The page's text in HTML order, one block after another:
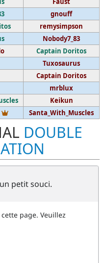
gnouff
remysimpson
Nobody7_83
Captain Doritos
Tuxosaurus
Captain Doritos
mrblux
Keikun
Vainqueur du tournoi
Santa_With_Muscles
DOUBLE